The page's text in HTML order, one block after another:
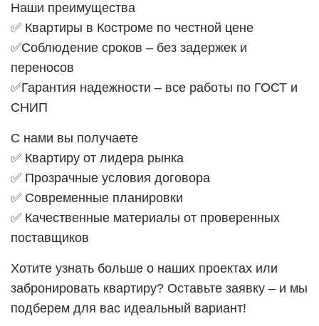
Наши преимущества
✅ Квартиры в Костроме по честной цене
✅Соблюдение сроков – без задержек и
переносов
✅Гарантия надежности – все работы по ГОСТ и
СНИП
С нами вы получаете
✅ Квартиру от лидера рынка
✅ Прозрачные условия договора
✅ Современные планировки
✅ Качественные материалы от проверенных
поставщиков
Хотите узнать больше о наших проектах или
забронировать квартиру? Оставьте заявку – и мы
подберем для вас идеальный вариант!